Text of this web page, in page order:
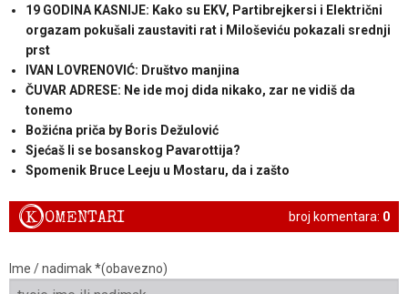
19 GODINA KASNIJE: Kako su EKV, Partibrejkersi i Električni
orgazam pokušali zaustaviti rat i Miloševiću pokazali srednji
prst
IVAN LOVRENOVIĆ: Društvo manjina
ČUVAR ADRESE: Ne ide moj dida nikako, zar ne vidiš da
tonemo
Božićna priča by Boris Dežulović
Sjećaš li se bosanskog Pavarottija?
Spomenik Bruce Leeju u Mostaru, da i zašto
broj komentara: 0
KOMENTARI
Ime / nadimak *(obavezno)